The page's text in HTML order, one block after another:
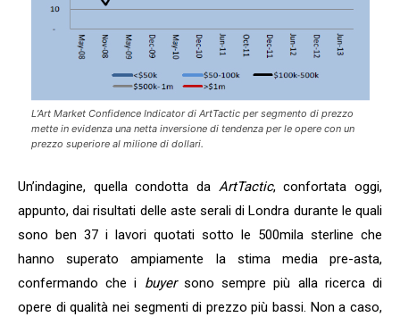
L’Art Market Confidence Indicatordi ArtTacticper segmento di prezzo
mette in evidenza una netta inversione di tendenza per le opere con un
prezzo superiore al milione di dollari.
Un’indagine, quella condotta da ArtTactic, confortata oggi,
appunto, dai risultati delle aste serali di Londra durante le quali
sono ben 37 i lavori quotati sotto le 500mila sterline che
hanno superato ampiamente la stima media pre-asta,
confermando che i buyersono sempre più alla ricerca di
opere di qualità nei segmenti di prezzo più bassi. Non a caso,